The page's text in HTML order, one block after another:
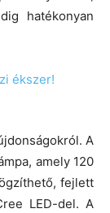
hatékonyan
A
amely 120
fejlett
LED-del. A